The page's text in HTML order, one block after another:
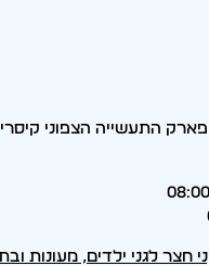
גנית פארק בע"מ, רח' האודם 6 פארק התעשייה
חצר לגני ילדים, מעונות